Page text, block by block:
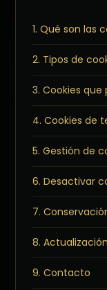
1. Qué son las
2. Tipos de
3. Cookies
4. Cookies de
5. Gestión de
6. Desactivar
7.
8. Actualización
9. Contacto